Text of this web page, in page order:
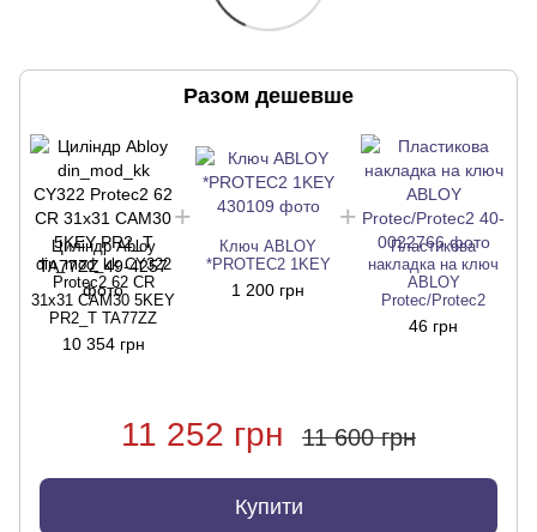
Разом дешевше
Циліндр Abloy
din_mod_kk CY322
Protec2 62 CR
31x31 CAM30 5KEY
PR2_T TA77ZZ
10 354 грн
Ключ ABLOY
*PROTEC2 1KEY
1 200 грн
Пластикова
накладка на ключ
ABLOY
Protec/Protec2
46 грн
11 252 грн 11 600 грн
Купити